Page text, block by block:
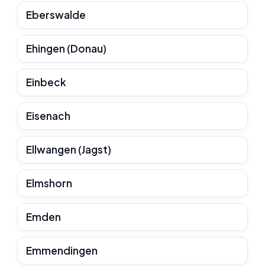
Eberswalde
Ehingen (Donau)
Einbeck
Eisenach
Ellwangen (Jagst)
Elmshorn
Emden
Emmendingen